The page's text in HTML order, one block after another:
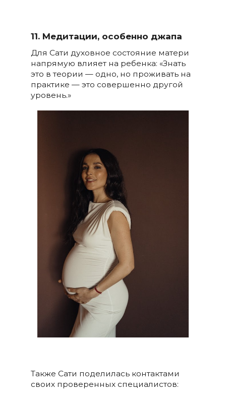
11. Медитации, особенно джапа
Для Сати духовное состояние матери
напрямую влияет на ребенка: «Знать
это в теории — одно, но проживать на
практике — это совершенно другой
уровень.»
Также Сати поделилась контактами
своих проверенных специалистов: